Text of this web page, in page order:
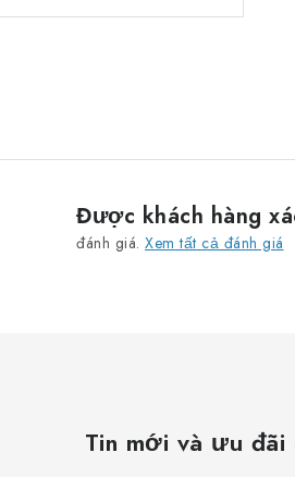
h
Được khách hàng
đánh giá. Xem tất cả đánh giá
Tin mới và ưu đãi